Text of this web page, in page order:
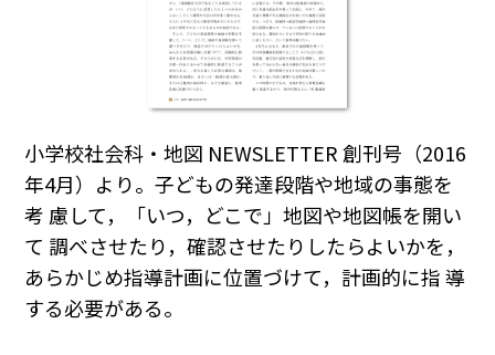
小学校社会科・地図 NEWSLETTER 創刊号（2016
年4月）より。子どもの発達段階や地域の事態を
考 慮して，「いつ，どこで」地図や地図帳を開い
て 調べさせたり，確認させたりしたらよいかを，
あらかじめ指導計画に位置づけて，計画的に指 導
する必要がある。